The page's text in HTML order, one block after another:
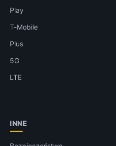
Play
T-Mobile
Plus
5G
LTE
INNE